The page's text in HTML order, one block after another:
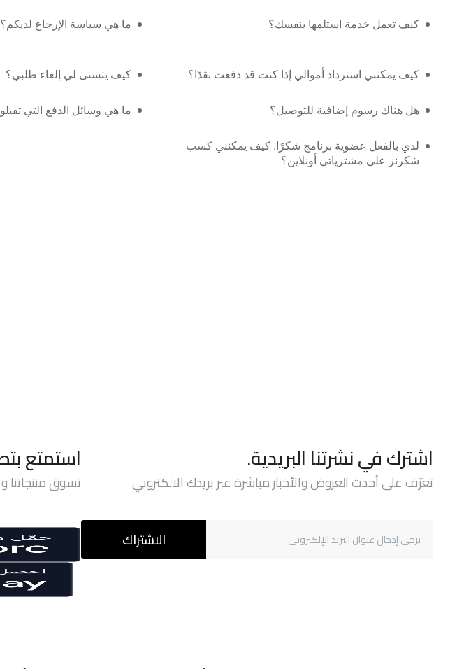
كيف تعمل خدمة استلمها بنفسك؟ ما هي سياسة الإرجاع لديكم؟
كيف يمكنني استرداد أموالي إذا كنت قد دفعت نقدًا؟ كيف يتسنى لي إلغاء طلبي؟
هل هناك رسوم إضافية للتوصيل؟ ما هي وسائل الدفع التي
لدي بالفعل عضوية برنامج شكرًا. كيف يمكنني كسب
شكرنز على مشترياتي أونلاين؟
اشترك في نشرتنا البريدية.
تعرّف على أحدث العروض والأخبار مباشرة عبر بريدك الالكتروني
الاشتراك
استمتع
تسوق منتجاتنا